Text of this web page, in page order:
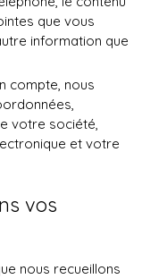
que vous
information que
compte, nous
votre société,
et votre
vos
nous recueillons